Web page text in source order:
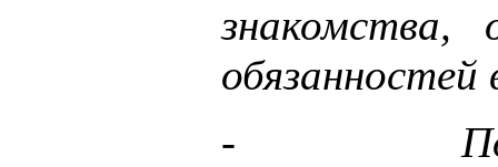
знакомства,
-